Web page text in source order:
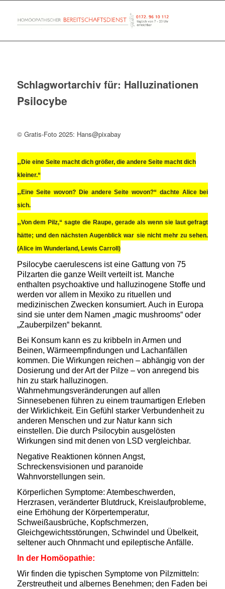
Schlagwortarchiv für: Halluzinationen
Psilocybe
© Gratis-Foto 2025: Hans@pixabay
„ Die eine Seite macht dich größer, die andere Seite macht dich
kleiner.“
„ Eine Seite wovon? Die andere Seite wovon?“ dachte Alice bei
sich.
„Von dem Pilz,“ sagte die Raupe, gerade als wenn sie laut gefragt
hätte; und den nächsten Augenblick war sie nicht mehr zu sehen.
(Alice im Wunderland, Lewis Carroll)
Psilocybe caerulescens ist eine Gattung von 75
Pilzarten die ganze Weilt verteilt ist. Manche
enthalten psychoaktive und halluzinogene Stoffe und
werden vor allem in Mexiko zu rituellen und
medizinischen Zwecken konsumiert. Auch in Europa
sind sie unter dem Namen „magic mushrooms“ oder
„Zauberpilzen“ bekannt.
Bei Konsum kann eszu kribbeln in Armen und
Beinen, Wärmeempfindungen und Lachanfällen
kommen. Die Wirkungen reichen – abhängig von der
Dosierung und der Art der Pilze – von anregend bis
hin zu stark halluzinogen.
Wahrnehmungsveränderungen auf allen
Sinnesebenen führen zu einem traumartigen Erleben
der Wirklichkeit. Ein Gefühl starker Verbundenheit zu
anderen Menschen und zur Natur kann sich
einstellen. Die durch Psilocybin ausgelösten
Wirkungen sind mit denen von LSD vergleichbar.
Negative Reaktionen können Angst,
Schreckensvisionen und paranoide
Wahnvorstellungen sein.
Körperlichen Symptome: Atembeschwerden,
Herzrasen, veränderter Blutdruck, Kreislaufprobleme,
eine Erhöhung der Körpertemperatur,
Schweißausbrüche, Kopfschmerzen,
Gleichgewichtsstörungen, Schwindel und Übelkeit,
seltener auch Ohnmacht und epileptische Anfälle.
In der Homöopathie:
Wir finden die typischen Symptome von Pilzmitteln:
Zerstreutheit und albernes Benehmen; den Faden bei